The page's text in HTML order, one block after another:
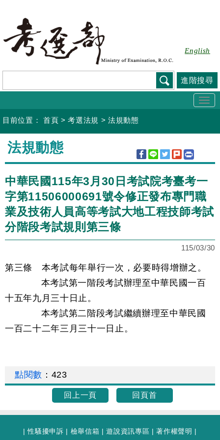
要
容
English
進階搜尋
目前位置： 首頁 >考選法規 >法規動態
:::
法規動態
中華民國115年3月30日考試院考臺考一
字第11506000691號令修正發布專門職
業及技術人員高等考試大地工程技師考試
分階段考試規則第三條
115/03/30
第三條 本考試每年舉行一次，必要時得增辦之。
本考試第一階段考試辦理至中華民國一百
十五年九月三十日止。
本考試第二階段考試繼續辦理至中華民國
一百二十二年三月三十一日止。
點閱數 ： 423
回上一頁 回頁首
|性騷擾申訴 | 檢舉信箱 |遊說資訊專區 |著作權聲明 |